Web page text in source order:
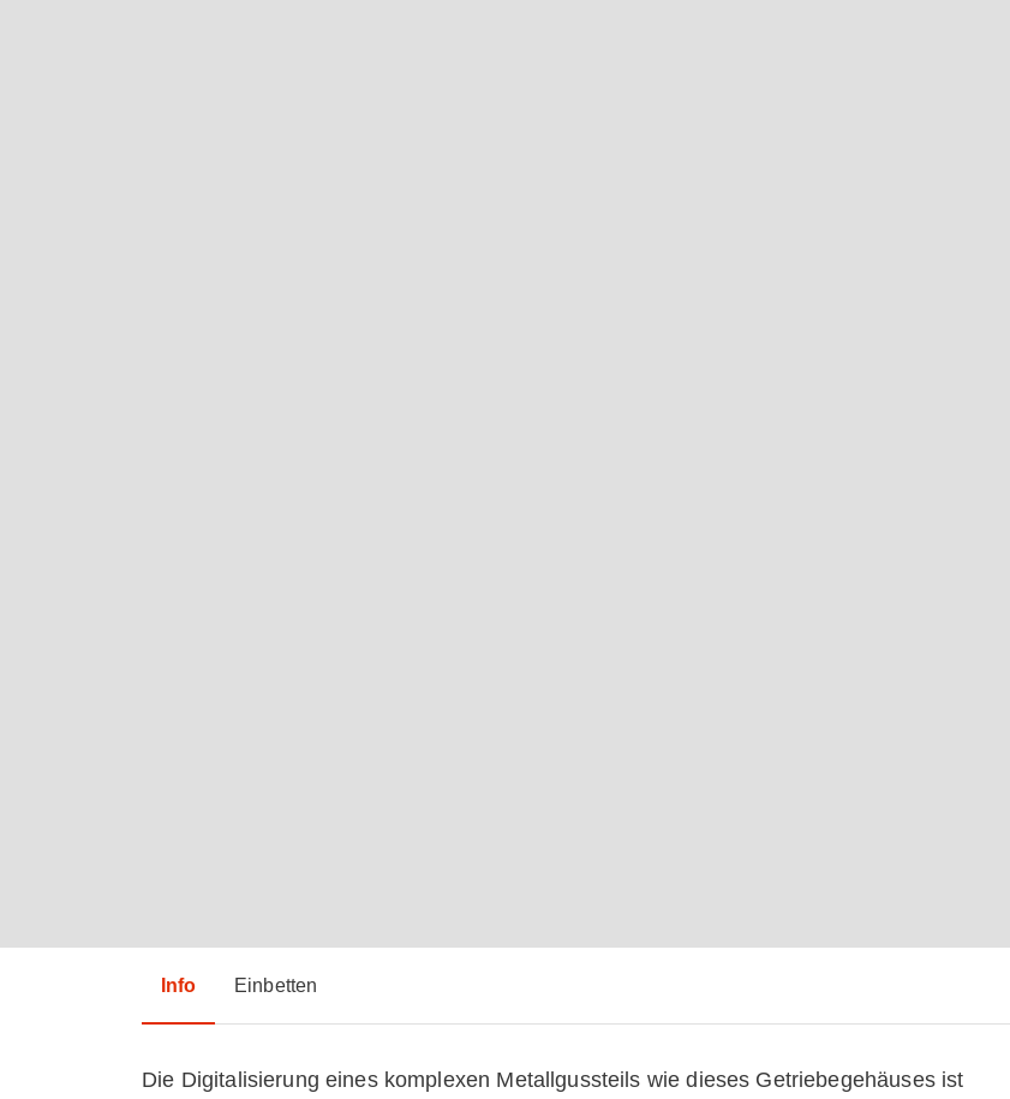
Info Einbetten
Die Digitalisierung eines komplexen Metallgussteils wie dieses Getriebegehäuses ist